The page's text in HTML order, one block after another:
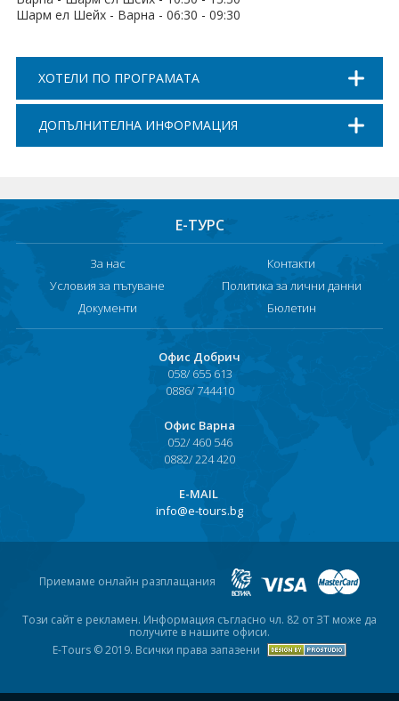
Шарм ел Шейх - Варна - 06:30 - 09:30
ХОТЕЛИ ПО ПРОГРАМАТА
ДОПЪЛНИТЕЛНА ИНФОРМАЦИЯ
Е-ТУРС
За нас
Контакти
Условия за пътуване
Политика за лични данни
Документи
Бюлетин
Офис Добрич
058/ 655 613
0886/ 744410
Офис Варна
052/ 460 546
0882/ 224 420
Е-MAIL
info@e-tours.bg
Приемаме онлайн разплащания
Този сайт е рекламен. Информация съгласно чл. 82 от ЗТ може да
получите в нашите офиси.
E-Tours © 2019. Всички права запазени